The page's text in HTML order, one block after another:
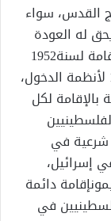
القدس، سواء
له العودة
لسنة1952
لأنظمة الدخول،
بالإقامة لكل
شرعية في
إسرائيل،
إقامةدائمة
في